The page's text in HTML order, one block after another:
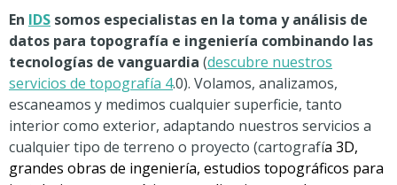
En IDS somos especialistas en la toma y análisis de
datos para topografía e ingeniería combinando las
tecnologías de vanguardia (descubre nuestros
servicios de topografía 4.0). Volamos, analizamos,
escaneamos y medimos cualquier superficie, tanto
interior como exterior, adaptando nuestros servicios a
cualquier tipo de terreno o proyecto (cartografía 3D,
grandes obras de ingeniería, estudios topográficos para